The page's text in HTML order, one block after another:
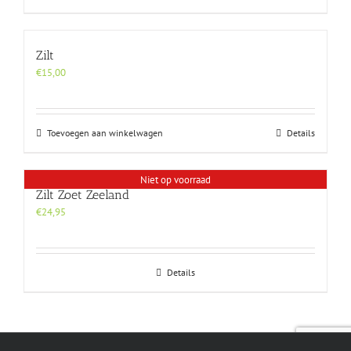
Zilt
€15,00
Toevoegen aan winkelwagen Details
Niet op voorraad
Zilt Zoet Zeeland
€24,95
Details